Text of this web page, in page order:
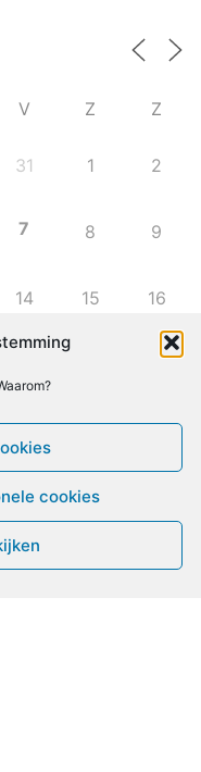
cookies
V Z Z
31 1 2
7 8 9
14 15 16
23
28 29 30
4 5